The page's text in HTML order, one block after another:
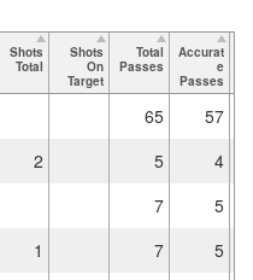
Shots
Total
Shots
On
Target
Total
Passes
Accurat
e
Passes
65
57
2 5
4
7
5
1 7
5